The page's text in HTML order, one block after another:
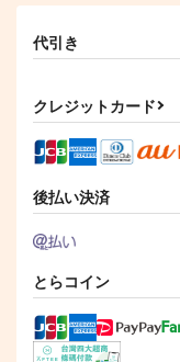
代引き
クレジットカード
後払い決済
とらコイン